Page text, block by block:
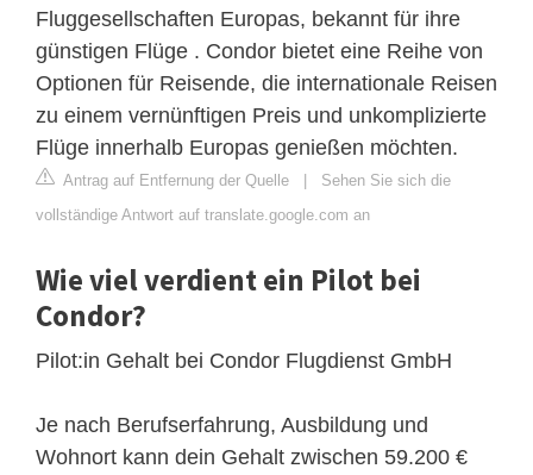
Fluggesellschaften Europas, bekannt für ihre
günstigen Flüge . Condor bietet eine Reihe von
Optionen für Reisende, die internationale Reisen
zu einem vernünftigen Preis und unkomplizierte
Flüge innerhalb Europas genießen möchten.
Antrag auf Entfernung der Quelle | Sehen Sie sich die
vollständige Antwort auf translate.google.com an
Wie viel verdient ein Pilot bei
Condor?
Pilot:in Gehalt bei Condor Flugdienst GmbH
Je nach Berufserfahrung, Ausbildung und
Wohnort kann dein Gehalt zwischen 59.200 €